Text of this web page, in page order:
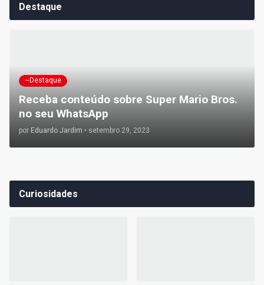
Destaque
~Destaque
Receba conteúdo sobre Super Mario Bros.
no seu WhatsApp
por Eduardo Jardim • setembro 29, 2023
Curiosidades